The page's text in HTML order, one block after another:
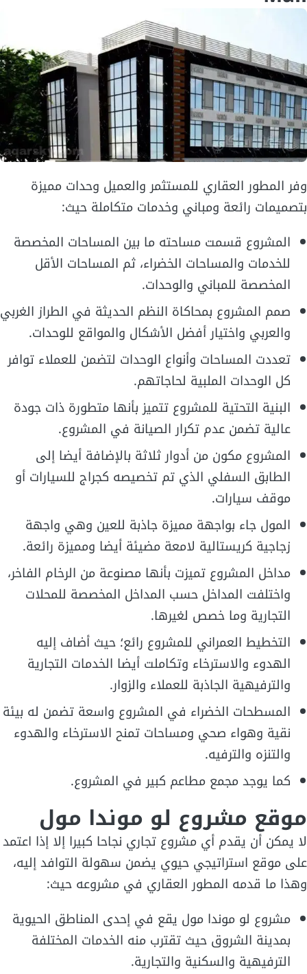
وفر المطور العقاري للمستثمر والعميل وحدات مميزة
بتصميمات رائعة ومباني وخدمات متكاملة حيث:
المشروع قسمت مساحته ما بين المساحات المخصصة
للخدمات والمساحات الخضراء، ثم المساحات الأقل
المخصصة للمباني والوحدات.
صمم المشروع بمحاكاة النظم الحديثة في الطراز الغربي
والعربي واختيار أفضل الأشكال والمواقع للوحدات.
تعددت المساحات وأنواع الوحدات لتضمن للعملاء توافر
كل الوحدات الملبية لحاجاتهم.
البنية التحتية للمشروع تتميز بأنها متطورة ذات جودة
عالية تضمن عدم تكرار الصيانة في المشروع.
المشروع مكون من أدوار ثلاثة بالإضافة أيضا إلى
الطابق السفلي الذي تم تخصيصه كجراج للسيارات أو
موقف سيارات.
المول جاء بواجهة مميزة جاذبة للعين وهي واجهة
زجاجية كريستالية لامعة مضيئة أيضا ومميزة رائعة.
مداخل المشروع تميزت بأنها مصنوعة من الرخام الفاخر،
واختلفت المداخل حسب المداخل المخصصة للمحلات
التجارية وما خصص لغيرها.
التخطيط العمراني للمشروع رائع؛ حيث أضاف إليه
الهدوء والاسترخاء وتكاملت أيضا الخدمات التجارية
والترفيهية الجاذبة للعملاء والزوار.
المسطحات الخضراء في المشروع واسعة تضمن له بيئة
نقية وهواء صحي ومساحات تمنح الاسترخاء والهدوء
والتنزه والترفيه.
كما يوجد مجمع مطاعم كبير في المشروع.
موقع مشروع لو موندا مول
لا يمكن أن يقدم أي مشروع تجاري نجاحا كبيرا إلا إذا اعتمد
على موقع استراتيجي حيوي يضمن سهولة التوافد إليه،
وهذا ما قدمه المطور العقاري في مشروعه حيث:
مشروع لو موندا مول يقع في إحدى المناطق الحيوية
بمدينة الشروق حيث تقترب منه الخدمات المختلفة
الترفيهية والسكنية والتجارية.